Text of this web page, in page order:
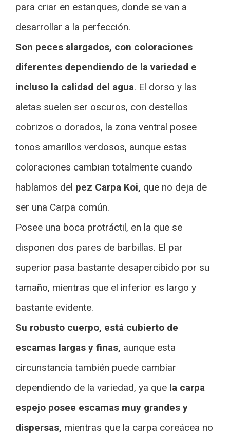
para criar en estanques, donde se van a
desarrollar a la perfección.
Son peces alargados, con coloraciones
diferentes dependiendo de la variedad e
incluso la calidad del agua. El dorso y las
aletas suelen ser oscuros, con destellos
cobrizos o dorados, la zona ventral posee
tonos amarillos verdosos, aunque estas
coloraciones cambian totalmente cuando
hablamos del pez Carpa Koi, que no deja de
ser una Carpa común.
Posee una boca protráctil, en la que se
disponen dos pares de barbillas. El par
superior pasa bastante desapercibido por su
tamaño, mientras que el inferior es largo y
bastante evidente.
Su robusto cuerpo, está cubierto de
escamas largas y finas, aunque esta
circunstancia también puede cambiar
dependiendo de la variedad, ya que la carpa
espejo posee escamas muy grandes y
dispersas, mientras que la carpa coreácea no